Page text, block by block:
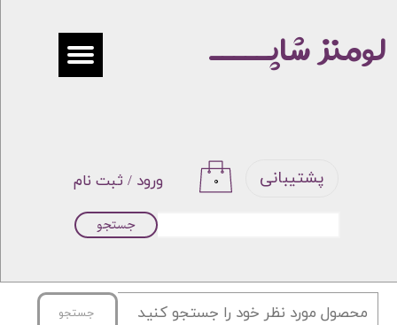
ورود / ثبت نام
حساب کاربری من
خروج از حساب کاربری
۰ پشتیبانی
جستجو
لومنز شاپـــــ
جستجو